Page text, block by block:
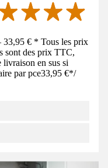
€ * Tous les prix
sont des prix TTC,
livraison en sus si
par pce33,95 €*/